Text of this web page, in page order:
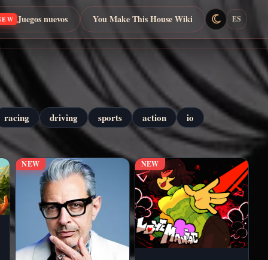
Juegos nuevos You Make This House Wiki ES
racing driving sports action io
NEW NEW